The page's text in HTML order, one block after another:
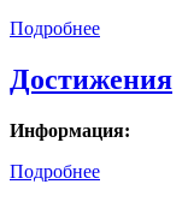
Подробнее
Достижения
Информация:
Подробнее